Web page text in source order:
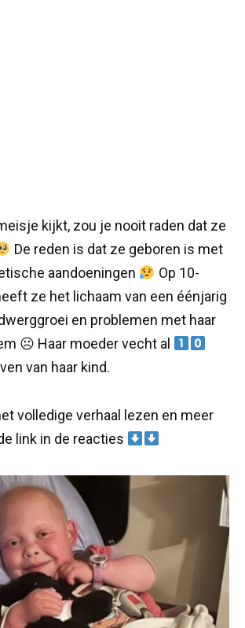
kijkt, zou je nooit raden dat ze
De reden is dat ze geboren is met
aandoeningen
Op 10-
ze het lichaam van een éénjarig
en problemen met haar
☹ Haar moeder vecht al
van haar kind.
volledige verhaal lezen en meer
link in de reacties